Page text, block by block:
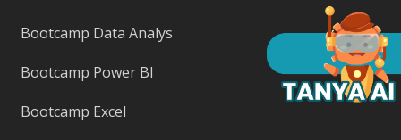
Bootcamp Data Analys
Bootcamp Power BI
Bootcamp Excel